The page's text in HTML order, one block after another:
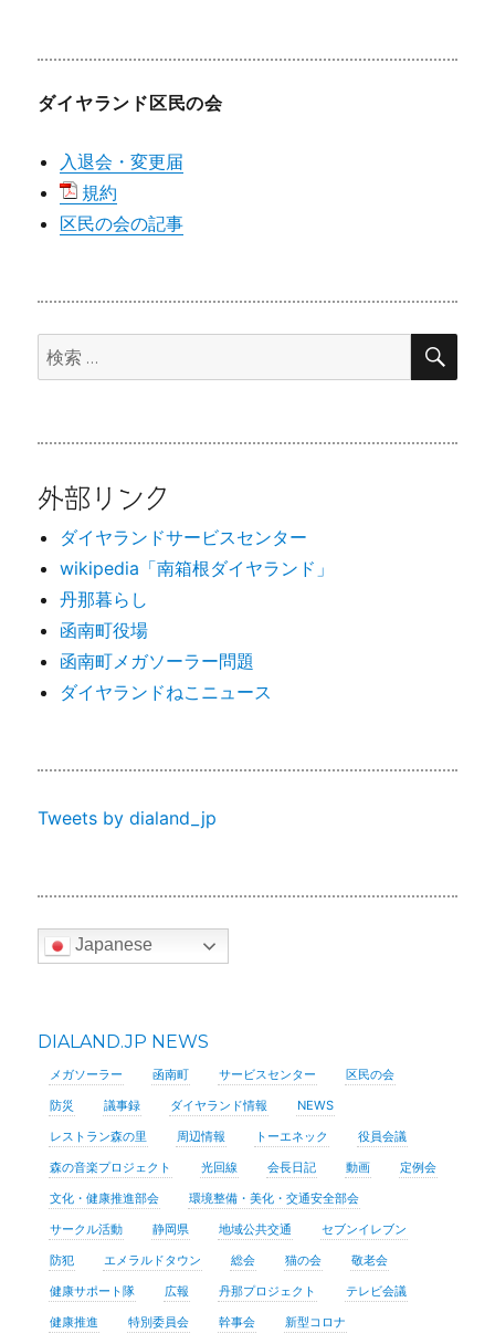
ダイヤランド区民の会
入退会・変更届
規約
区民の会の記事
検
索:
検
外部リンク
ダイヤランドサービスセンター
wikipedia「南箱根ダイヤランド」
丹那暮らし
函南町役場
函南町メガソーラー問題
ダイヤランドねこニュース
Tweets by dialand_jp
Japanese
DIALAND.JP NEWS
メガソーラー 函南町 サービスセンター
区民の会
防災
議事録 ダイヤランド情報
NEWS
レストラン森の里
周辺情報 トーエネック
役員会議
森の音楽プロジェクト
光回線 会長日記 動画
定例会
文化・健康推進部会
環境整備・美化・交通安全部会
サークル活動
静岡県 地域公共交通
セブンイレブン
防犯
エメラルドタウン 総会 猫の会
敬老会
健康サポート隊
広報 丹那プロジェクト
テレビ会議
健康推進
特別委員会 幹事会 新型コロナ